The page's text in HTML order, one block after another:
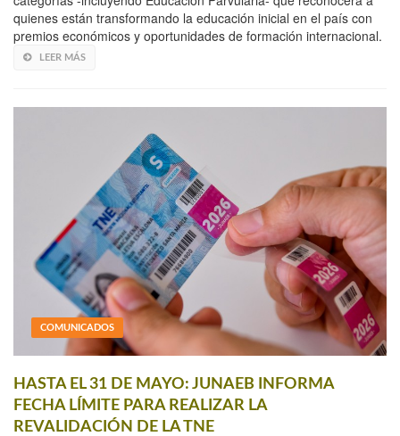
quienes están transformando la educación inicial en el país con
premios económicos y oportunidades de formación internacional.
LEER MÁS
COMUNICADOS
HASTA EL 31 DE MAYO: JUNAEB INFORMA
FECHA LÍMITE PARA REALIZAR LA
REVALIDACIÓN DE LA TNE